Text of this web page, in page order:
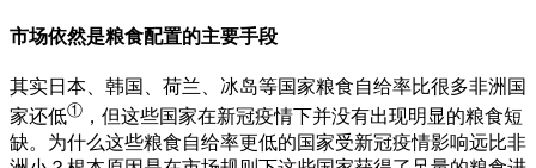
市场依然是粮食配置的主要手段
其实日本、韩国、荷兰、冰岛等国家粮食自给率比很多非洲国
家还低① ，但这些国家在新冠疫情下并没有出现明显的粮食短
缺。为什么这些粮食自给率更低的国家受新冠疫情影响远比非